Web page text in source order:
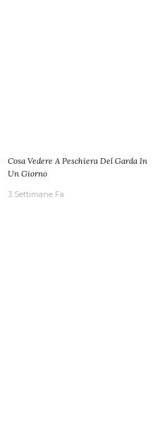
Cosa Vedere A Peschiera Del Garda In
Un Giorno
3 Settimane Fa